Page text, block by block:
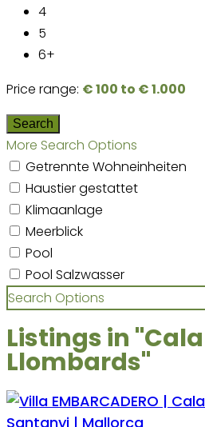
4
5
6+
Price range: € 100 to € 1.000
More Search Options
Getrennte Wohneinheiten
Haustier gestattet
Klimaanlage
Meerblick
Pool
Pool Salzwasser
Search Options
Listings in "Cala
Llombards"